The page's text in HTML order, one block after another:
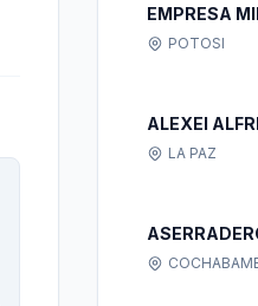
EMPRESA
POTOSI
ALEXEI
LA PAZ